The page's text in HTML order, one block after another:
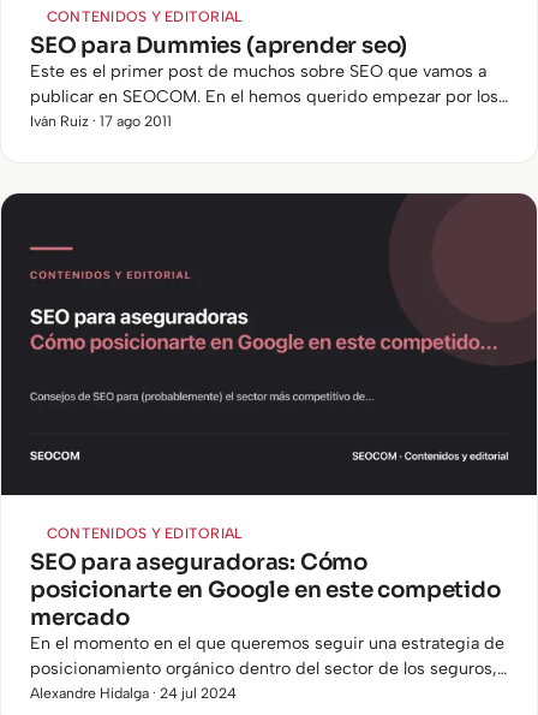
CONTENIDOS Y EDITORIAL
SEO para Dummies (aprender seo)
Este es el primer post de muchos sobre SEO que vamos a
publicar en SEOCOM. En el hemos querido empezar por los
conceptos básicos, mas algún que otro "truco SEO" que
Iván Ruiz · 17 ago 2011
CONTENIDOS Y EDITORIAL
SEO para aseguradoras: Cómo
posicionarte en Google en este competido
mercado
En el momento en el que queremos seguir una estrategia de
posicionamiento orgánico dentro del sector de los seguros,
debemos tener claro dos cosas:
Alexandre Hidalga · 24 jul 2024